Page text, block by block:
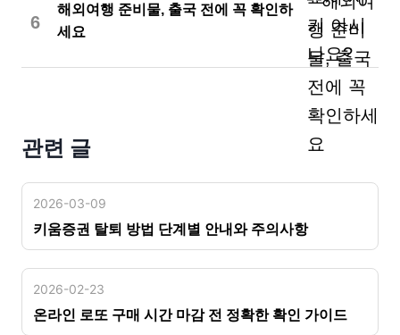
6
해외여행 준비물, 출국 전에 꼭 확인하
세요
관련 글
2026-03-09
키움증권 탈퇴 방법 단계별 안내와 주의사항
2026-02-23
온라인 로또 구매 시간 마감 전 정확한 확인 가이드